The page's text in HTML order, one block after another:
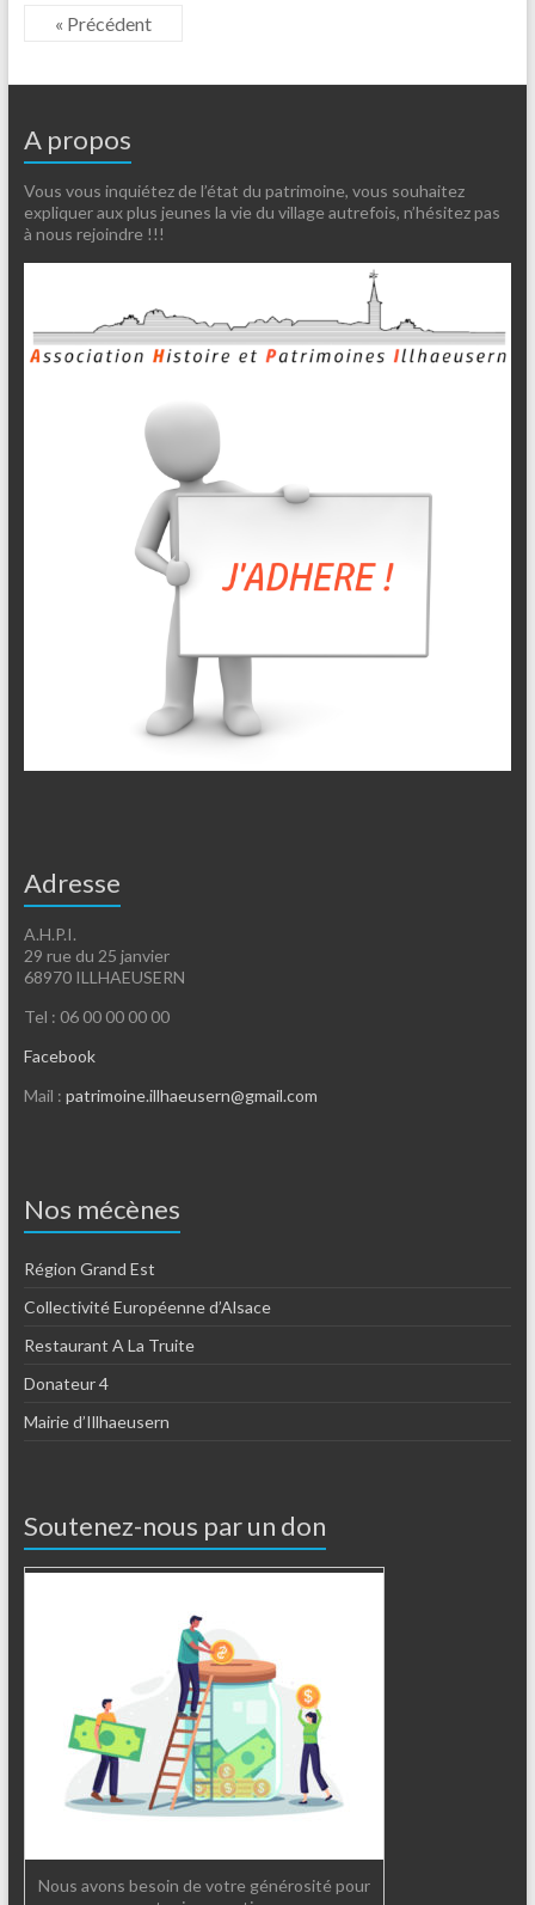
« Précédent
A propos
Vous vous inquiétez de l’état du patrimoine, vous souhaitez
expliquer aux plus jeunes la vie du village autrefois, n’hésitez pas
à nous rejoindre !!!
Adresse
A.H.P.I.
29 rue du 25 janvier
68970 ILLHAEUSERN
Tel : 06 00 00 00 00
Facebook
Mail : patrimoine.illhaeusern@gmail.com
Nos mécènes
Région Grand Est
Collectivité Européenne d’Alsace
Restaurant A La Truite
Donateur 4
Mairie d’Illhaeusern
Soutenez-nous par un don
Nous avons besoin de votre générosité pour